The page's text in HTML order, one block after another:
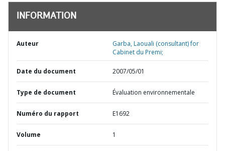
INFORMATION
Auteur
Garba, Laouali (consultant) for
Cabinet du Premi;
Date du document 2007/05/01
Type de document Évaluation environnementale
Numéro du rapport E1692
Volume 1